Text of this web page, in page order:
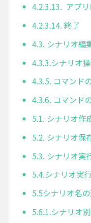
4.2.3.13. アプ
4.2.3.14. 終了
4.3. シナリオ編
4.3.3.シナリオ
4.3.5. コマンド
4.3.6. コマンド
5.1. シナリオ作
5.2. シナリオ保
5.3. シナリオ実
5.4.シナリオ実
5.5シナリオ名
5.6.1.シナリオ